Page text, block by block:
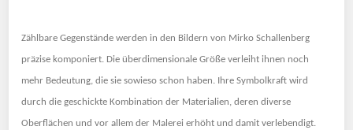
Zählbare Gegenstände werden in den Bildern von Mirko Schallenberg
präzise komponiert. Die überdimensionale Größe verleiht ihnen noch
mehr Bedeutung, die sie sowieso schon haben. Ihre Symbolkraft wird
durch die geschickte Kombination der Materialien, deren diverse
Oberflächen und vor allem der Malerei erhöht und damit verlebendigt.